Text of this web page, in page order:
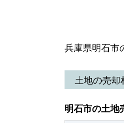
兵庫県明石市
土地の売却
明石市の土地